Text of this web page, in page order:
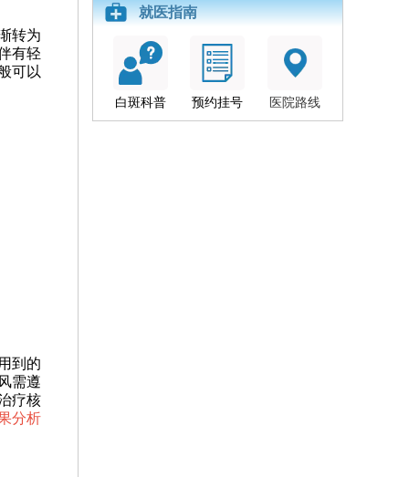
转为
有轻
可以
到的
需遵
疗核
分析
就医指南
白斑科普 预约挂号 医院路线